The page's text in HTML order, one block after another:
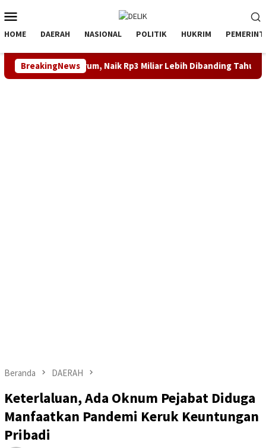
ke
kontenMobile
HOME DAERAH NASIONAL POLITIK HUKRIM
BreakingNews
Tarum, Naik Rp3 Miliar Lebih Dibanding Tahun 2024
Beranda DAERAH
Keterlaluan, Ada Oknum Pejabat Diduga
Manfaatkan Pandemi Keruk Keuntungan
Pribadi